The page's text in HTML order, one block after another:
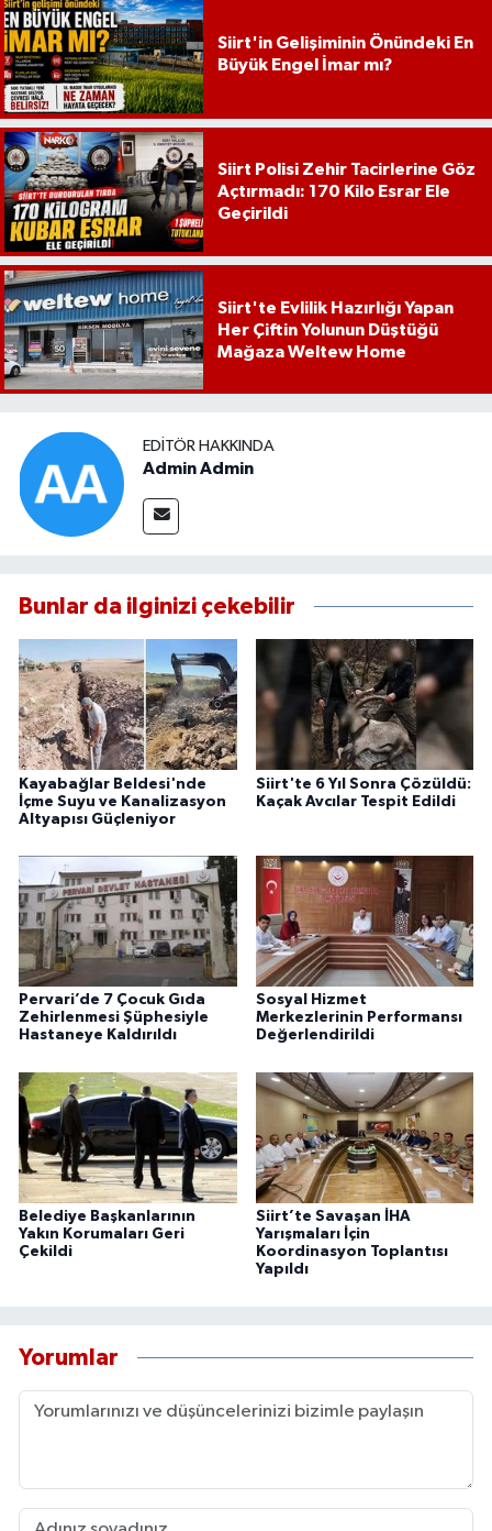
Siirt'in Gelişiminin Önündeki En
Büyük Engel İmar mı?
Siirt Polisi Zehir Tacirlerine Göz
Açtırmadı: 170 Kilo Esrar Ele
Geçirildi
Siirt'te Evlilik Hazırlığı Yapan
Her Çiftin Yolunun Düştüğü
Mağaza Weltew Home
EDITÖR HAKKINDA
Admin Admin
Bunlar da ilginizi çekebilir
Kayabağlar Beldesi'nde
İçme Suyu ve Kanalizasyon
Altyapısı Güçleniyor
Siirt'te 6 Yıl Sonra Çözüldü:
Kaçak Avcılar Tespit Edildi
Pervari’de 7 Çocuk Gıda
Zehirlenmesi Şüphesiyle
Hastaneye Kaldırıldı
Sosyal Hizmet
Merkezlerinin Performansı
Değerlendirildi
Belediye Başkanlarının
Yakın Korumaları Geri
Çekildi
Siirt’te Savaşan İHA
Yarışmaları İçin
Koordinasyon Toplantısı
Yapıldı
Yorumlar